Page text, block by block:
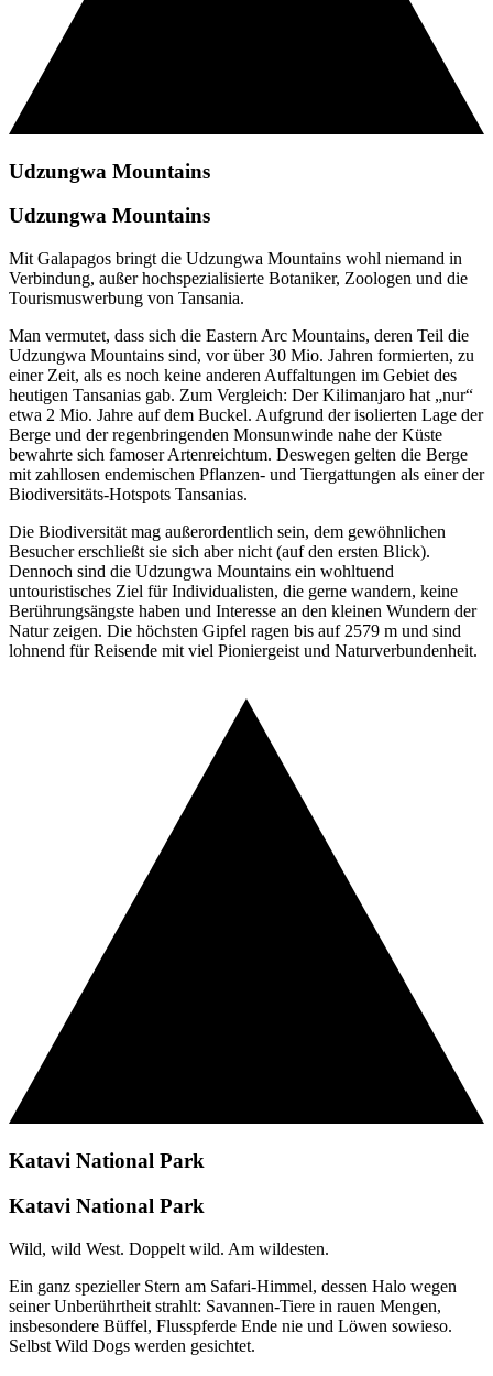
Udzungwa Mountains
Udzungwa Mountains
Mit Galapagos bringt die Udzungwa Mountains wohl niemand in
Verbindung, außer hochspezialisierte Botaniker, Zoologen und die
Tourismuswerbung von Tansania.
Man vermutet, dass sich die Eastern Arc Mountains, deren Teil die
Udzungwa Mountains sind, vor über 30 Mio. Jahren formierten, zu
einer Zeit, als es noch keine anderen Auffaltungen im Gebiet des
heutigen Tansanias gab. Zum Vergleich: Der Kilimanjaro hat „nur“
etwa 2 Mio. Jahre auf dem Buckel. Aufgrund der isolierten Lage der
Berge und der regenbringenden Monsunwinde nahe der Küste
bewahrte sich famoser Artenreichtum. Deswegen gelten die Berge
mit zahllosen endemischen Pflanzen- und Tiergattungen als einer der
Biodiversitäts-Hotspots Tansanias.
Die Biodiversität mag außerordentlich sein, dem gewöhnlichen
Besucher erschließt sie sich aber nicht (auf den ersten Blick).
Dennoch sind die Udzungwa Mountains ein wohltuend
untouristisches Ziel für Individualisten, die gerne wandern, keine
Berührungsängste haben und Interesse an den kleinen Wundern der
Natur zeigen. Die höchsten Gipfel ragen bis auf 2579 m und sind
lohnend für Reisende mit viel Pioniergeist und Naturverbundenheit.
Katavi National Park
Katavi National Park
Wild, wild West. Doppelt wild. Am wildesten.
Ein ganz spezieller Stern am Safari-Himmel, dessen Halo wegen
seiner Unberührtheit strahlt: Savannen-Tiere in rauen Mengen,
insbesondere Büffel, Flusspferde Ende nie und Löwen sowieso.
Selbst Wild Dogs werden gesichtet.